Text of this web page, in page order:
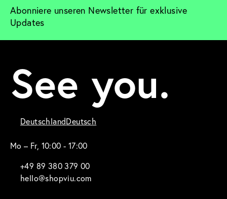
Abonniere unseren Newsletter für exklusive
Updates
See you.
DeutschlandDeutsch
Mo – Fr, 10:00 - 17:00
+49 89 380 379 00
hello@shopviu.com